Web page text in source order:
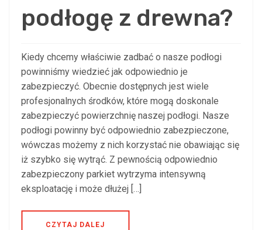
podłogę z drewna?
Kiedy chcemy właściwie zadbać o nasze podłogi
powinniśmy wiedzieć jak odpowiednio je
zabezpieczyć. Obecnie dostępnych jest wiele
profesjonalnych środków, które mogą doskonale
zabezpieczyć powierzchnię naszej podłogi. Nasze
podłogi powinny być odpowiednio zabezpieczone,
wówczas możemy z nich korzystać nie obawiając się
iż szybko się wytrąć. Z pewnością odpowiednio
zabezpieczony parkiet wytrzyma intensywną
eksploatację i może dłużej […]
CZYTAJ DALEJ